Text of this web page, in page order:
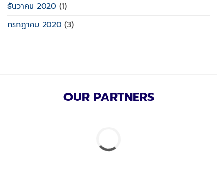
ธันวาคม 2020 (1)
กรกฎาคม 2020 (3)
OUR PARTNERS